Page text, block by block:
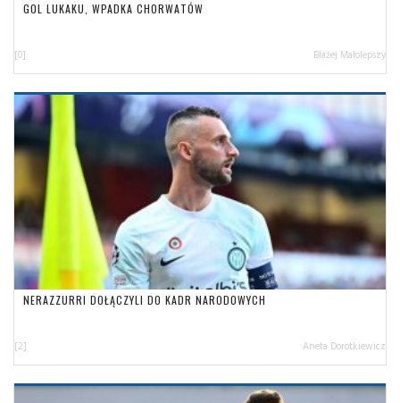
GOL LUKAKU, WPADKA CHORWATÓW
[0] Błażej Małolepszy
NERAZZURRI DOŁĄCZYLI DO KADR NARODOWYCH
[2] Aneta Dorotkiewicz